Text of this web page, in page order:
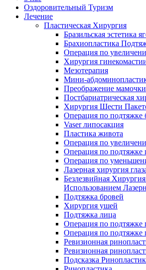
Оздоровительный Туризм
Лечение
Пластическая Хирургия
Бразильская эстетика
Брахиопластика
Операция по
Хирургия
Мезотерапия
Мини-
Преображение мамочки
Постбариатрическая
Хирургия Шести
Операция по подтяжке
Vaser липосакция
Пластика живота
Операция по
Операция по подтяжке
Операция по
Лазерная хирургия
Безлезвийная
Использованием
Подтяжка бровей
Хирургия ушей
Подтяжка лица
Операция по подтяжке
Операция по подтяжке
Ревизионная
Ревизионная
Подсказка